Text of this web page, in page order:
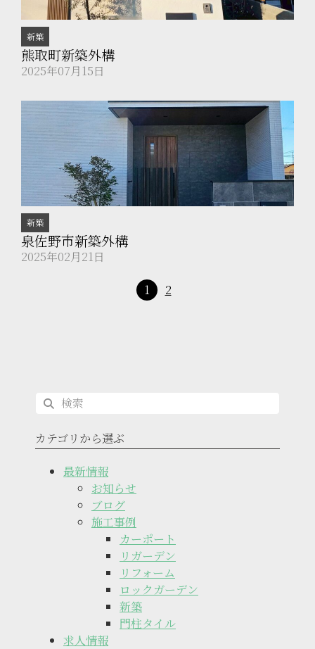
新築
熊取町新築外構
2025年07月15日
新築
泉佐野市新築外構
2025年02月21日
1 2
カテゴリから選ぶ
最新情報
お知らせ
ブログ
施工事例
カーポート
リガーデン
リフォーム
ロックガーデン
新築
門柱タイル
求人情報